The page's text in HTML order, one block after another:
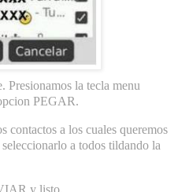
Presionamos la tecla menu
PEGAR.
contactos a los cuales queremos
a todos tildando la
y listo.